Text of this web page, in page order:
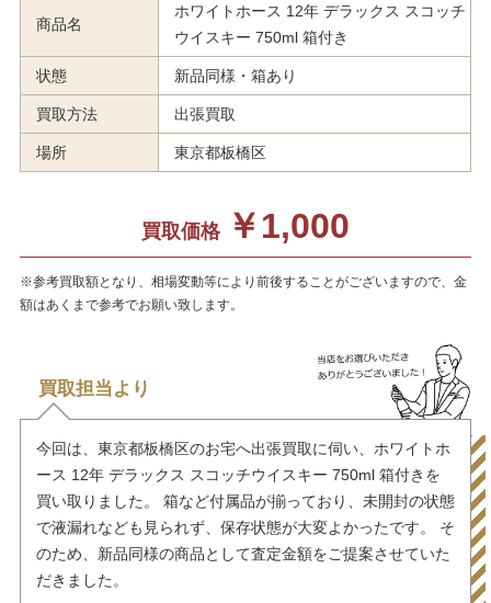
商品名
ホワイトホース 12年 デラックス スコッチ
ウイスキー 750ml 箱付き
状態 新品同様・箱あり
買取方法 出張買取
場所 東京都板橋区
買取価格 ￥1,000
※参考買取額となり、相場変動等により前後することがございますので、金
額はあくまで参考でお願い致します。
買取担当より
今回は、東京都板橋区のお宅へ出張買取に伺い、ホワイトホ
ース 12年 デラックス スコッチウイスキー 750ml 箱付きを
買い取りました。 箱など付属品が揃っており、未開封の状態
で液漏れなども見られず、保存状態が大変よかったです。 そ
のため、新品同様の商品として査定金額をご提案させていた
だきました。